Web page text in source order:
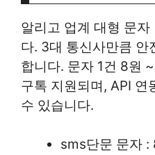
알리고 업계 대형 문
다. 3대 통신사만큼 안
합니다. 문자 1건 8원
구톡 지원되며, API 연
수 있습니다.
sms단문 문자 :